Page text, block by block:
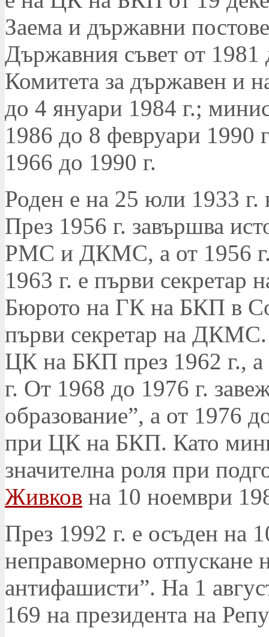
Заема и държавни
Държавния съвет от 1981
Комитета за държавен и
до 4 януари 1984 г.;
1986 до 8 февруари 1990
1966 до 1990 г.
Роден е на 25 юли 1933 г.
През 1956 г. завършва
РМС и ДКМС, а от 1956
1963 г. е първи
Бюрото на ГК на БКП в
първи секретар на ДКМС.
ЦК на БКП през 1962 г., а
г. От 1968 до 1976 г.
образование”, а от 1976
при ЦК на БКП. Като
значителна роля при
Живков на 10 ноември
През 1992 г. е осъден на
неправомерно отпускане
антифашисти”. На 1
169 на президента на